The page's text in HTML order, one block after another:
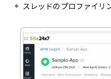
スレッドのプロファイリ